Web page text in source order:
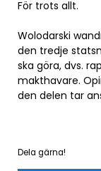
För trots allt.
Wolodarski
den tredje
ska göra, dvs.
makthavare.
den delen tar
Dela gärna!